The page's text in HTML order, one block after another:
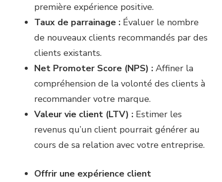
première expérience positive.
Taux de parrainage : Évaluer le nombre
de nouveaux clients recommandés par des
clients existants.
Net Promoter Score (NPS) : Affiner la
compréhension de la volonté des clients à
recommander votre marque.
Valeur vie client (LTV) : Estimer les
revenus qu’un client pourrait générer au
cours de sa relation avec votre entreprise.
Offrir une expérience client